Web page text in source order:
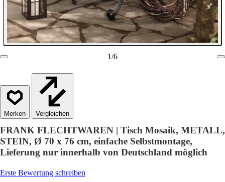
1/6
Vergleichen
FRANK FLECHTWAREN | Tisch Mosaik, METALL,
STEIN, Ø 70 x 76 cm, einfache Selbstmontage,
Lieferung nur innerhalb von Deutschland möglich
Erste Bewertung schreiben